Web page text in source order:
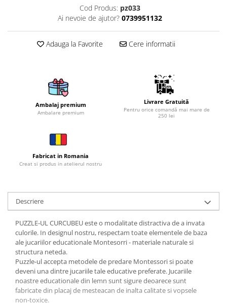
Brelocuri din Inox
Brelocuri de Lemn
Accesorii de Bucatarie
Personalizate
Tocatoare Personalizate
Manusi Personalizate
Ustensile de bucatarie
Accesorii pentru Bauturi
Termosuri Personalizate
Desfacatoare si Tirbusoane
Cutii si Accesorii pentru Vin
Personalizate
Vinuri Personalizate
Accesorii de Birou
Pixuri Personalizate
Mousepad-uri
Cod Produs: pz033
Ai nevoie de ajutor? 0739951132
Adauga la Favorite Cere informatii
Ambalaj premium
Ambalare premium
Livrare Gratuită
Pentru orice comandă mai mare de
250 lei
Fabricat in Romania
Creat si produs in atelierul nostru
Descriere
PUZZLE-UL CURCUBEU este o modalitate distractiva de a invata
culorile. In designul nostru, respectam toate elementele de baza
ale jucariilor educationale Montesorri - materiale naturale si
structura neteda.
Puzzle-ul accepta metodele de predare Montessori si poate
deveni una dintre jucariile tale educative preferate. Jucariile
noastre educationale din lemn sunt sigure deoarece sunt
fabricate din placaj de mesteacan de inalta calitate si vopsele
non-toxice.